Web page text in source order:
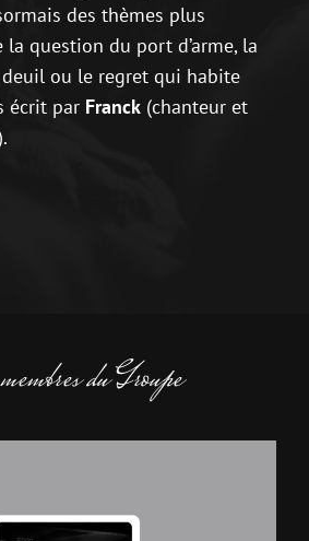
des thèmes plus
question du port d’arme, la
ou le regret qui habite
écrit par Franck (chanteur et
du Groupe